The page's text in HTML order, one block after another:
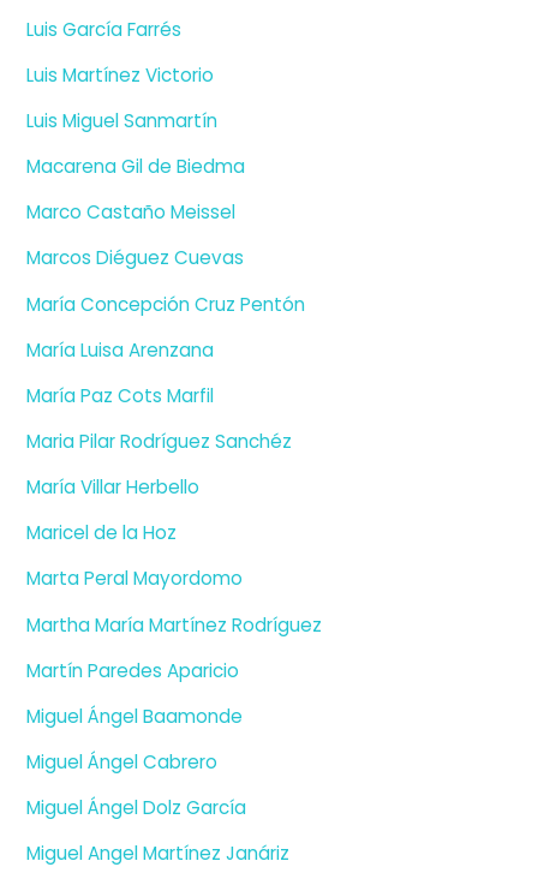
Luis García Farrés
Luis Martínez Victorio
Luis Miguel Sanmartín
Macarena Gil de Biedma
Marco Castaño Meissel
Marcos Diéguez Cuevas
María Concepción Cruz Pentón
María Luisa Arenzana
María Paz Cots Marfil
Maria Pilar Rodríguez Sanchéz
María Villar Herbello
Maricel de la Hoz
Marta Peral Mayordomo
Martha María Martínez Rodríguez
Martín Paredes Aparicio
Miguel Ángel Baamonde
Miguel Ángel Cabrero
Miguel Ángel Dolz García
Miguel Angel Martínez Janáriz